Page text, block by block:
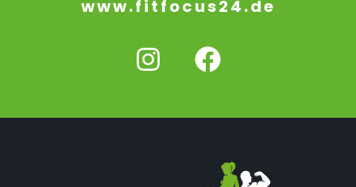
www.fitfocus24.de